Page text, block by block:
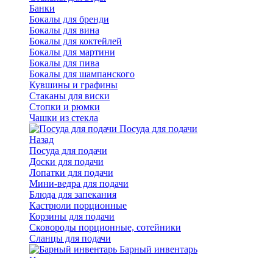
Банки
Бокалы для бренди
Бокалы для вина
Бокалы для коктейлей
Бокалы для мартини
Бокалы для пива
Бокалы для шампанского
Кувшины и графины
Стаканы для виски
Стопки и рюмки
Чашки из стекла
Посуда для подачи
Назад
Посуда для подачи
Доски для подачи
Лопатки для подачи
Мини-ведра для подачи
Блюда для запекания
Кастрюли порционные
Корзины для подачи
Сковороды порционные, сотейники
Сланцы для подачи
Барный инвентарь